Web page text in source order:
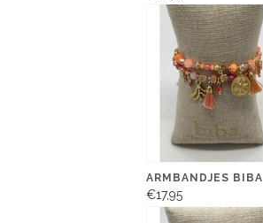
ARMBANDJES BIBA
€17,95